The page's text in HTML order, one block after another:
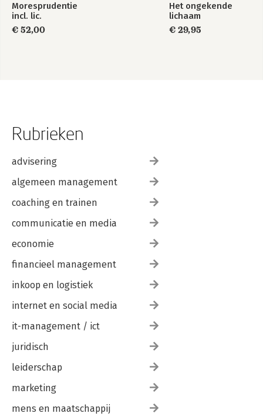
Moresprudentie
incl. lic.
€ 52,00
Het ongekende
lichaam
€ 29,95
Rubrieken
advisering
algemeen management
coaching en trainen
communicatie en media
economie
financieel management
inkoop en logistiek
internet en social media
it-management / ict
juridisch
leiderschap
marketing
mens en maatschappij